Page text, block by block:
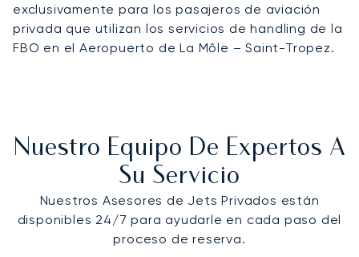
exclusivamente para los pasajeros de aviación
privada que utilizan los servicios de handling de la
FBO en el Aeropuerto de La Môle – Saint-Tropez.
Nuestro Equipo De Expertos A
Su Servicio
Nuestros Asesores de Jets Privados están
disponibles 24/7 para ayudarle en cada paso del
proceso de reserva.